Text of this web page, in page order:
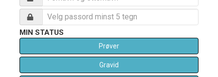
MIN STATUS
Prøver
Gravid